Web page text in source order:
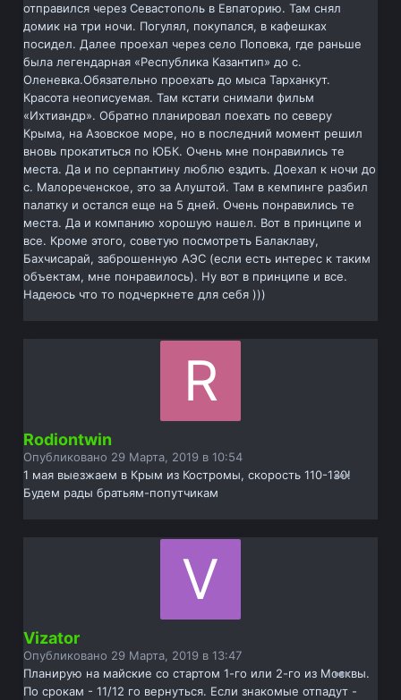
отправился через Севастополь в Евпаторию. Там снял
домик на три ночи. Погулял, покупался, в кафешках
посидел. Далее проехал через село Поповка, где раньше
была легендарная «Республика Казантип» до с.
Оленевка.Обязательно проехать до мыса Тарханкут.
Красота неописуемая. Там кстати снимали фильм
«Ихтиандр». Обратно планировал поехать по северу
Крыма, на Азовское море, но в последний момент решил
вновь прокатиться по ЮБК. Очень мне понравились те
места. Да и по серпантину люблю ездить. Доехал к ночи до
с. Малореченское, это за Алуштой. Там в кемпинге разбил
палатку и остался еще на 5 дней. Очень понравились те
места. Да и компанию хорошую нашел. Вот в принципе и
все. Кроме этого, советую посмотреть Балаклаву,
Бахчисарай, заброшенную АЭС (если есть интерес к таким
объектам, мне понравилось). Ну вот в принципе и все.
Надеюсь что то подчеркнете для себя )))
Rodiontwin
Опубликовано 29 Марта, 2019 в 10:54
1 мая выезжаем в Крым из Костромы, скорость 110-130!
Будем рады братьям-попутчикам
Vizator
Опубликовано 29 Марта, 2019 в 13:47
Планирую на майские со стартом 1-го или 2-го из Москвы.
По срокам - 11/12 го вернуться. Если знакомые отпадут -